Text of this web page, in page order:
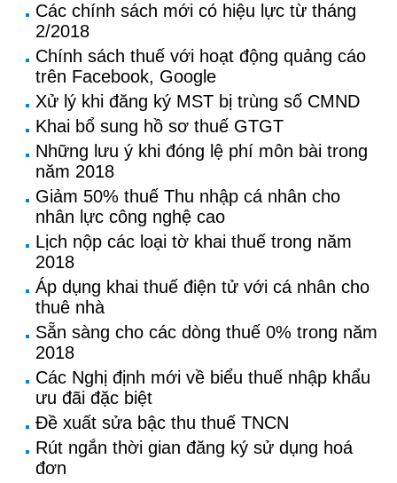
Các chính sách mới có hiệu lực từ tháng
2/2018
Chính sách thuế với hoạt động quảng cáo
trên Facebook, Google
Xử lý khi đăng ký MST bị trùng số CMND
Khai bổ sung hồ sơ thuế GTGT
Những lưu ý khi đóng lệ phí môn bài trong
năm 2018
Giảm 50% thuế Thu nhập cá nhân cho
nhân lực công nghệ cao
Lịch nộp các loại tờ khai thuế trong năm
2018
Áp dụng khai thuế điện tử với cá nhân cho
thuê nhà
Sẵn sàng cho các dòng thuế 0% trong năm
2018
Các Nghị định mới về biểu thuế nhập khẩu
ưu đãi đặc biệt
Đề xuất sửa bậc thu thuế TNCN
Rút ngắn thời gian đăng ký sử dụng hoá
đơn